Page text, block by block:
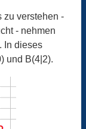
zu verstehen -
- nehmen
In dieses
und B(4|2).